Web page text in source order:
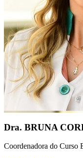
Dra. BRUNA
Coordenadora do Curso